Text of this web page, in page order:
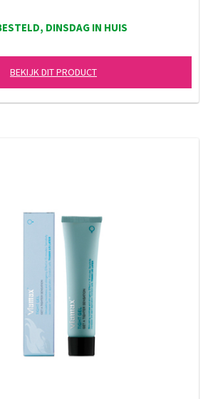
DINSDAG IN HUIS
BEKIJK DIT PRODUCT